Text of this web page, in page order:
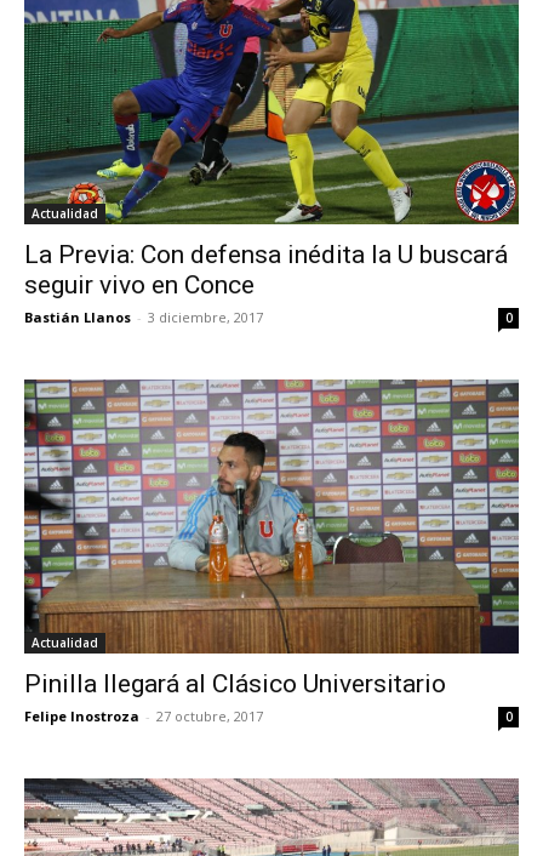
Actualidad
La Previa: Con defensa inédita la U buscará
seguir vivo en Conce
Bastián Llanos - 3 diciembre, 2017 0
Actualidad
Pinilla llegará al Clásico Universitario
Felipe Inostroza - 27 octubre, 2017 0